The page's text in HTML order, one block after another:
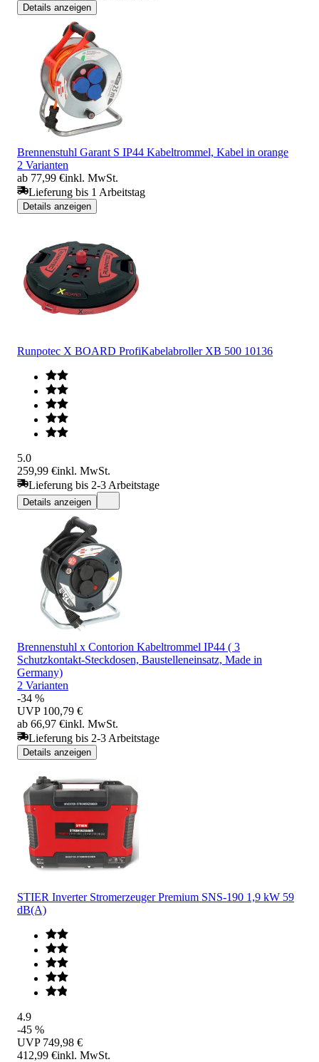
Details anzeigen
Brennenstuhl Garant S IP44 Kabeltrommel, Kabel in orange
2 Varianten
ab 77,99 €inkl. MwSt.
Lieferung bis 1 Arbeitstag
Details anzeigen
Runpotec X BOARD ProfiKabelabroller XB 500 10136
5.0
259,99 €inkl. MwSt.
Lieferung bis 2-3 Arbeitstage
Details anzeigen
Brennenstuhl x Contorion Kabeltrommel IP44 ( 3
Schutzkontakt-Steckdosen, Baustelleneinsatz, Made in
Germany)
2 Varianten
-34 %
UVP 100,79 €
ab 66,97 €inkl. MwSt.
Lieferung bis 2-3 Arbeitstage
Details anzeigen
STIER Inverter Stromerzeuger Premium SNS-190 1,9 kW 59
dB(A)
4.9
-45 %
UVP 749,98 €
412,99 €inkl. MwSt.